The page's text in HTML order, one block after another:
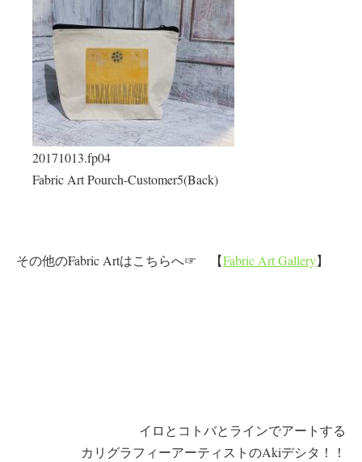
20171013.fp04
Fabric Art Pourch-Customer5(Back)
その他のFabric Artはこちらへ☞ 【Fabric Art Gallery】
イロとコトバとラインでアートする
カリグラフィーアーティストのAkiデシタ！！